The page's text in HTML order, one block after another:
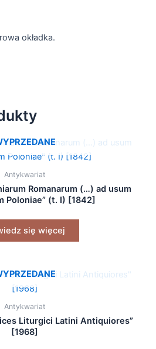
okładka.
Antykwariat
Romanarum (…) ad usum
Poloniae” (t. I) [1842]
się więcej
Antykwariat
Liturgici Latini Antiquiores”
[1968]